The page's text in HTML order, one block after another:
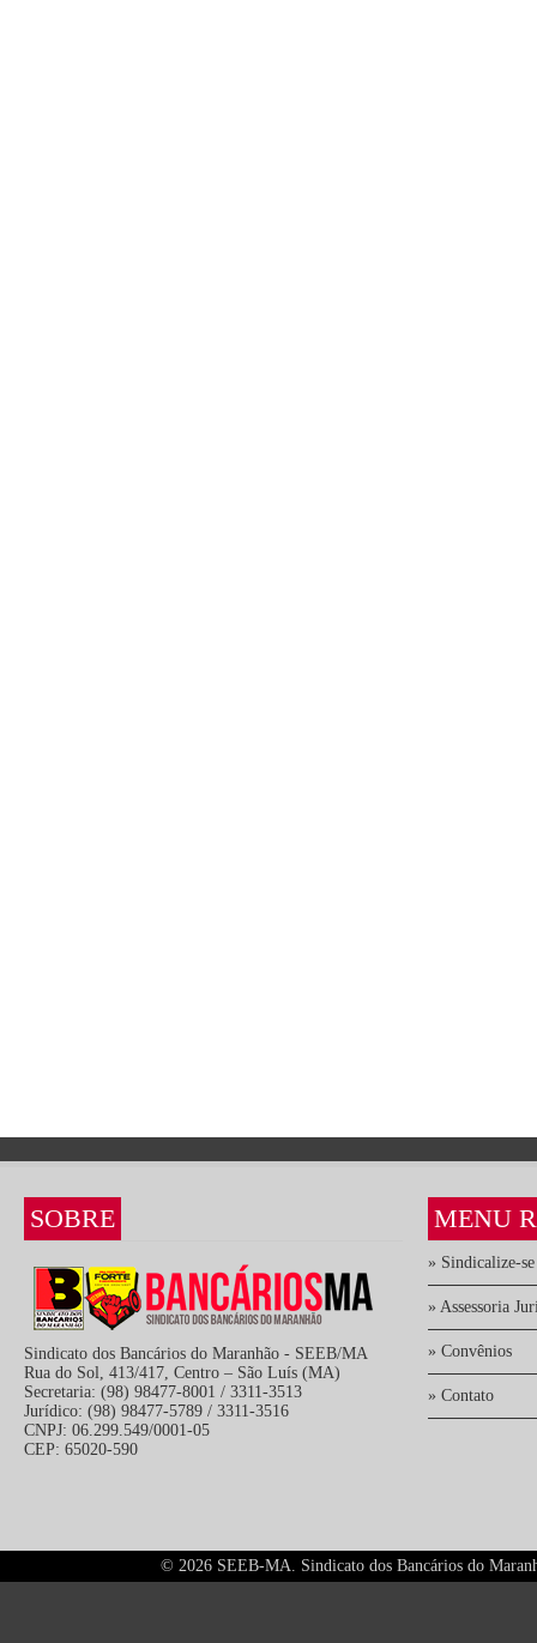
SOBRE
Sindicato dos Bancários do Maranhão - SEEB/MA
Rua do Sol, 413/417, Centro – São Luís (MA)
Secretaria: (98) 98477-8001 / 3311-3513
Jurídico: (98) 98477-5789 / 3311-3516
CNPJ: 06.299.549/0001-05
CEP: 65020-590
MENU
» Sindicalize-se
» Assessoria
» Convênios
» Contato
© 2026 SEEB-MA. Sindicato dos Bancários do